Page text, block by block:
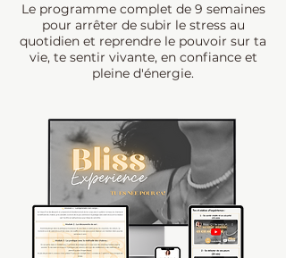
Le programme complet de 9 semaines
pour arrêter de subir le stress au
quotidien et reprendre le pouvoir sur ta
vie, te sentir vivante, en confiance et
pleine d'énergie.